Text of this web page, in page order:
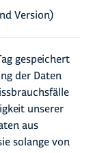
Version)
gespeichert
der Daten
unserer
aus
solange von